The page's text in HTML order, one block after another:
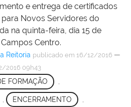
e entrega de certificados
Novos Servidores do
na quinta-feira, dia 15 de
Centro.
Reitoria publicado em 16/12/2016 —
2016 09h43
FORMAÇÃO ,
ENCERRAMENTO